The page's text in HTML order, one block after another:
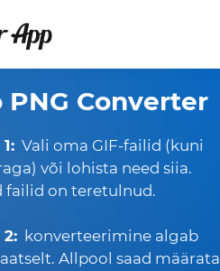
PNG Converter
Vali oma GIF-failid (kuni
või lohista need siia.
failid on teretulnud.
konverteerimine algab
Allpool saad määrata